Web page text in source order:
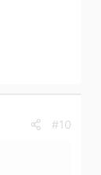
#10